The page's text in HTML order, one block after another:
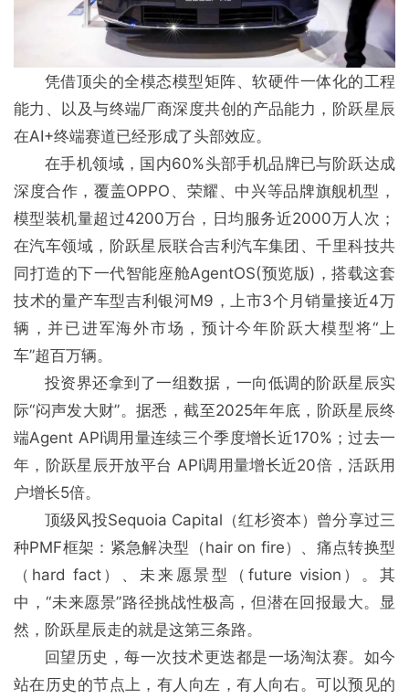
凭借顶尖的全模态模型矩阵、软硬件一体化的工程
能力、以及与终端厂商深度共创的产品能力，阶跃星辰
在AI+终端赛道已经形成了头部效应。
在手机领域，国内60%头部手机品牌已与阶跃达成
深度合作，覆盖OPPO、荣耀、中兴等品牌旗舰机型，
模型装机量超过4200万台，日均服务近2000万人次；
在汽车领域，阶跃星辰联合吉利汽车集团、千里科技共
同打造的下一代智能座舱AgentOS(预览版)，搭载这套
技术的量产车型吉利银河M9，上市3个月销量接近4万
辆，并已进军海外市场，预计今年阶跃大模型将“上
车”超百万辆。
投资界还拿到了一组数据，一向低调的阶跃星辰实
际“闷声发大财”。据悉，截至2025年年底，阶跃星辰终
端Agent API调用量连续三个季度增长近170%；过去一
年，阶跃星辰开放平台 API调用量增长近20倍，活跃用
户增长5倍。
顶级风投Sequoia Capital（红杉资本）曾分享过三
种PMF框架：紧急解决型（hair on fire）、痛点转换型
（hard fact）、未来愿景型（future vision）。其
中，“未来愿景”路径挑战性极高，但潜在回报最大。显
然，阶跃星辰走的就是这第三条路。
回望历史，每一次技术更迭都是一场淘汰赛。如今
站在历史的节点上，有人向左，有人向右。可以预见的